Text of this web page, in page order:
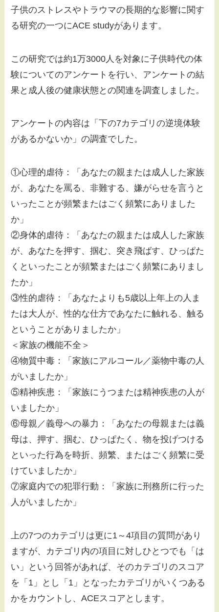
子供のストレスやトラウマの長期的な影響に関す
る研究の一つにACE studyがあります。
この研究では約1万3000人を対象に子供時代の体
験についてのアンケートを行い、アンケートの結
果と成人後の健康状態との関連を調査しました。
アンケートの内容は「下の7カテゴリの逆境体験
があるかないか」の調査でした。
①心理的虐待：「あなたの親または成人した家族
が、あなたを罵る、非難する、嫌がらせを言うと
いったことが頻繁またはごく頻繁にありました
か」
②身体的虐待：「あなたの親または成人した家族
が、あなたを押す、掴む、突き飛ばす、ひっぱた
くといったことが頻繁またはごく頻繁にありまし
たか」
③性的虐待：「あなたよりも5歳以上年上の人ま
たは大人が、性的な仕方であなたに触れる、触る
ということがありましたか」
＜家族の機能不全＞
④物質中毒：「家族にアルコール／薬物中毒の人
がいましたか」
⑤精神疾患：「家族にうつまたは精神疾患の人が
いましたか」
⑥母親／義母への暴力：「あなたの母親または義
母は、押す、掴む、ひっぱたく、物を投げつける
といった行為を時折、頻繁、またはごく頻繁に受
けていましたか」
⑦家庭内での犯罪行動：「家族に刑務所に行った
人がいましたか」
上の7つのカテゴリは更に1～4項目の質問があり
ますが、カテゴリ内の項目に対しひとつでも「は
い」という回答があれば、そのカテゴリのスコア
を「1」とし「1」となったカテゴリがいくつある
かをカウントし、ACEスコアとします。